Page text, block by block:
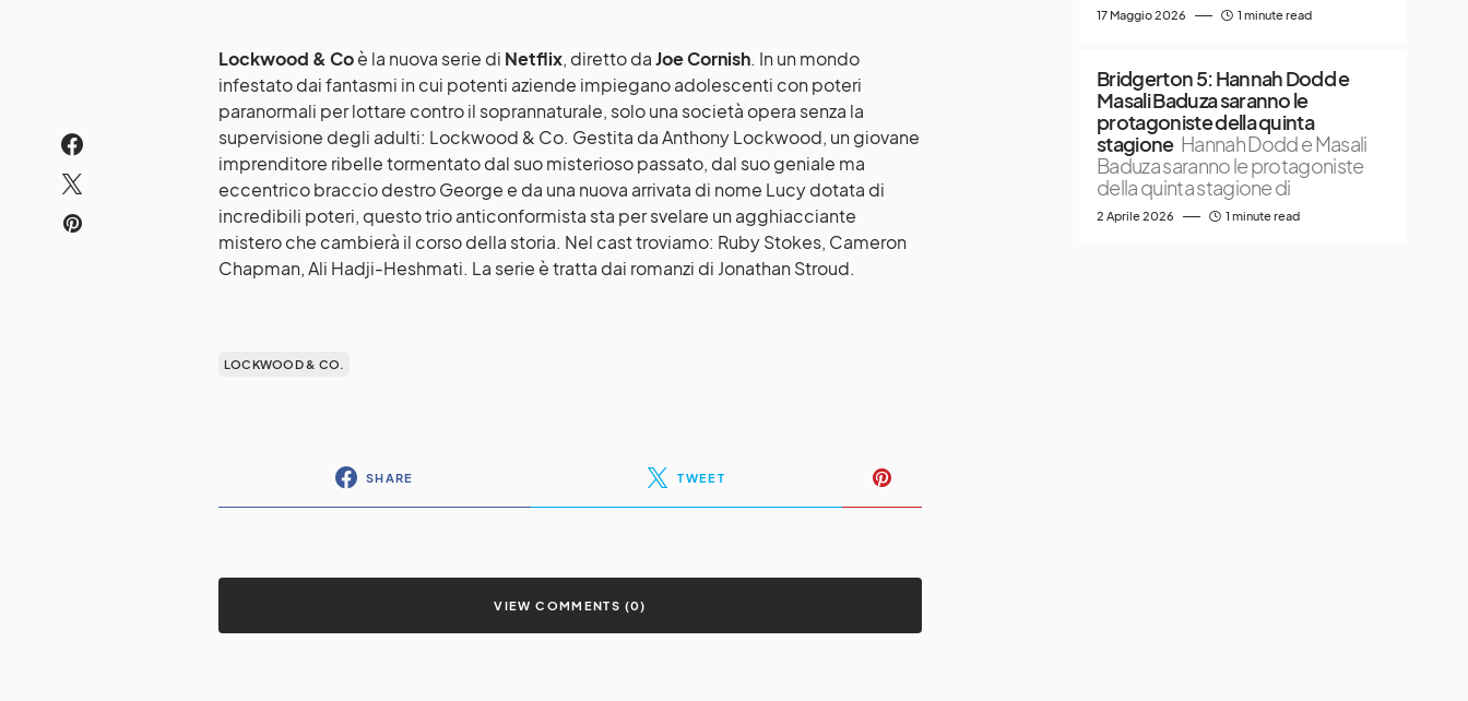
Lockwood & Coè la nuova serie di Netflix, diretto daJoe Cornish. In un mondo
infestato dai fantasmi in cui potenti aziende impiegano adolescenti con poteri
paranormali per lottare contro il soprannaturale, solo una società opera senza la
supervisione degli adulti: Lockwood & Co. Gestita da Anthony Lockwood, un giovane
imprenditore ribelle tormentato dal suo misterioso passato, dal suo geniale ma
eccentrico braccio destro George e da una nuova arrivata di nome Lucy dotata di
incredibili poteri, questo trio anticonformista sta per svelare un agghiacciante
mistero che cambierà il corso della storia. Nel cast troviamo: Ruby Stokes, Cameron
Chapman, Ali Hadji-Heshmati. La serie è tratta dai romanzi di Jonathan Stroud.
LOCKWOOD & CO.
SHARE TWEET
VIEW COMMENTS (0)
17 Maggio 2026 1 minute read
Bridgerton 5: Hannah Dodd e
Masali Baduza saranno le
protagoniste della quinta
stagione Hannah Dodd e Masali
Baduza saranno le protagoniste
della quinta stagione di
2 Aprile 2026 1 minute read